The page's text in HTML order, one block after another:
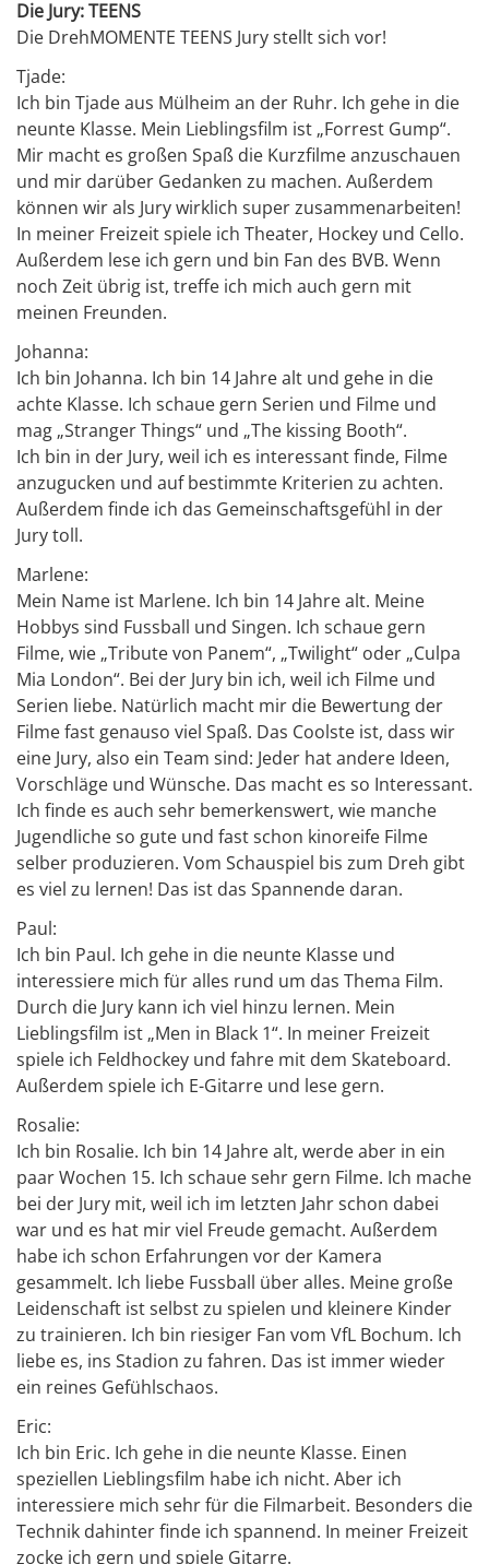
Die Jury: TEENS
Die DrehMOMENTE TEENS Jury stellt sich vor!
Tjade:
Ich bin Tjade aus Mülheim an der Ruhr. Ich gehe in die
neunte Klasse. Mein Lieblingsfilm ist „Forrest Gump“.
Mir macht es großen Spaß die Kurzfilme anzuschauen
und mir darüber Gedanken zu machen. Außerdem
können wir als Jury wirklich super zusammenarbeiten!
In meiner Freizeit spiele ich Theater, Hockey und Cello.
Außerdem lese ich gern und bin Fan des BVB. Wenn
noch Zeit übrig ist, treffe ich mich auch gern mit
meinen Freunden.
Johanna:
Ich bin Johanna. Ich bin 14 Jahre alt und gehe in die
achte Klasse. Ich schaue gern Serien und Filme und
mag „Stranger Things“ und „The kissing Booth“.
Ich bin in der Jury, weil ich es interessant finde, Filme
anzugucken und auf bestimmte Kriterien zu achten.
Außerdem finde ich das Gemeinschaftsgefühl in der
Jury toll.
Marlene:
Mein Name ist Marlene. Ich bin 14 Jahre alt. Meine
Hobbys sind Fussball und Singen. Ich schaue gern
Filme, wie „Tribute von Panem“, „Twilight“ oder „Culpa
Mia London“. Bei der Jury bin ich, weil ich Filme und
Serien liebe. Natürlich macht mir die Bewertung der
Filme fast genauso viel Spaß. Das Coolste ist, dass wir
eine Jury, also ein Team sind: Jeder hat andere Ideen,
Vorschläge und Wünsche. Das macht es so Interessant.
Ich finde es auch sehr bemerkenswert, wie manche
Jugendliche so gute und fast schon kinoreife Filme
selber produzieren. Vom Schauspiel bis zum Dreh gibt
es viel zu lernen! Das ist das Spannende daran.
Paul:
Ich bin Paul. Ich gehe in die neunte Klasse und
interessiere mich für alles rund um das Thema Film.
Durch die Jury kann ich viel hinzu lernen. Mein
Lieblingsfilm ist „Men in Black 1“. In meiner Freizeit
spiele ich Feldhockey und fahre mit dem Skateboard.
Außerdem spiele ich E-Gitarre und lese gern.
Rosalie:
Ich bin Rosalie. Ich bin 14 Jahre alt, werde aber in ein
paar Wochen 15. Ich schaue sehr gern Filme. Ich mache
bei der Jury mit, weil ich im letzten Jahr schon dabei
war und es hat mir viel Freude gemacht. Außerdem
habe ich schon Erfahrungen vor der Kamera
gesammelt. Ich liebe Fussball über alles. Meine große
Leidenschaft ist selbst zu spielen und kleinere Kinder
zu trainieren. Ich bin riesiger Fan vom VfL Bochum. Ich
liebe es, ins Stadion zu fahren. Das ist immer wieder
ein reines Gefühlschaos.
Eric:
Ich bin Eric. Ich gehe in die neunte Klasse. Einen
speziellen Lieblingsfilm habe ich nicht. Aber ich
interessiere mich sehr für die Filmarbeit. Besonders die
Technik dahinter finde ich spannend. In meiner Freizeit
zocke ich gern und spiele Gitarre.